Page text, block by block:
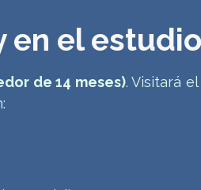
en el
de 14 meses). Visitará